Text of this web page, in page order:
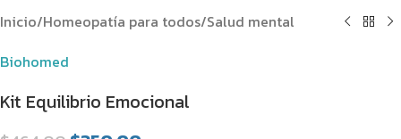
Inicio/Homeopatía para todos/Salud mental
Biohomed
Kit Equilibrio Emocional